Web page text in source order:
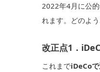
2022年4月に公
れます。どのよ
改正点1．
これまでiDeCo